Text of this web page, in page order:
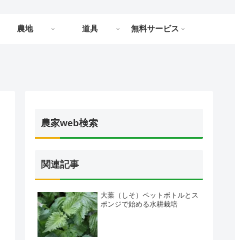
農地 道具 無料サービス
農家web検索
関連記事
大葉（しそ）ペットボトルとス
ポンジで始める水耕栽培